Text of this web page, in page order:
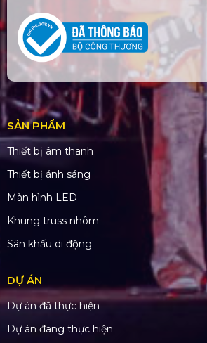
SẢN PHẨM
Thiết bị âm thanh
Thiết bị ánh sáng
Màn hình LED
Khung truss nhôm
Sân khấu di động
DỰ ÁN
Dự án đã thực hiện
Dự án đang thực hiện